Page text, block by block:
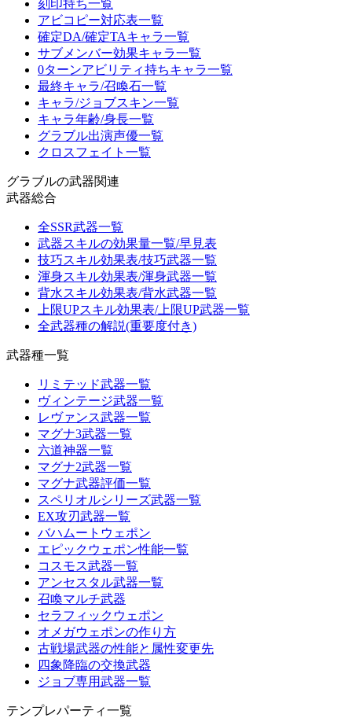
刻印持ち一覧
アビコピー対応表一覧
確定DA/確定TAキャラ一覧
サブメンバー効果キャラ一覧
0ターンアビリティ持ちキャラ一覧
最終キャラ/召喚石一覧
キャラ/ジョブスキン一覧
キャラ年齢/身長一覧
グラブル出演声優一覧
クロスフェイト一覧
グラブルの武器関連
武器総合
全SSR武器一覧
武器スキルの効果量一覧/早見表
技巧スキル効果表/技巧武器一覧
渾身スキル効果表/渾身武器一覧
背水スキル効果表/背水武器一覧
上限UPスキル効果表/上限UP武器一覧
全武器種の解説(重要度付き)
武器種一覧
リミテッド武器一覧
ヴィンテージ武器一覧
レヴァンス武器一覧
マグナ3武器一覧
六道神器一覧
マグナ2武器一覧
マグナ武器評価一覧
スペリオルシリーズ武器一覧
EX攻刃武器一覧
バハムートウェポン
エピックウェポン性能一覧
コスモス武器一覧
アンセスタル武器一覧
召喚マルチ武器
セラフィックウェポン
オメガウェポンの作り方
古戦場武器の性能と属性変更先
四象降臨の交換武器
ジョブ専用武器一覧
テンプレパーティ一覧